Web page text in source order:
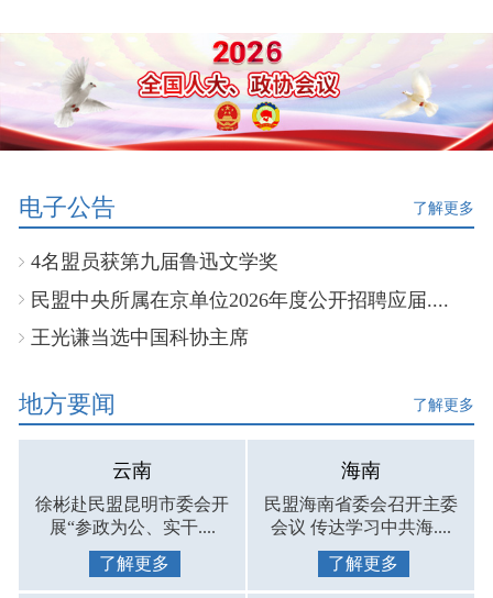
电子公告 了解更多
4名盟员获第九届鲁迅文学奖
民盟中央所属在京单位2026年度公开招聘应届....
王光谦当选中国科协主席
地方要闻 了解更多
云南
徐彬赴民盟昆明市委会开
展“参政为公、实干....
了解更多
海南
民盟海南省委会召开主委
会议 传达学习中共海....
了解更多